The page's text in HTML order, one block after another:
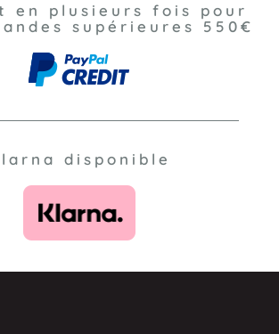
en plusieurs fois pour
supérieures 550€
disponible